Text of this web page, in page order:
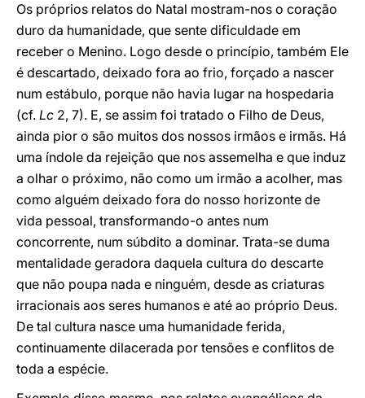
Os próprios relatos do Natal mostram-nos o coração
duro da humanidade, que sente dificuldade em
receber o Menino. Logo desde o princípio, também Ele
é descartado, deixado fora ao frio, forçado a nascer
num estábulo, porque não havia lugar na hospedaria
(cf. Lc 2, 7). E, se assim foi tratado o Filho de Deus,
ainda pior o são muitos dos nossos irmãos e irmãs. Há
uma índole da rejeição que nos assemelha e que induz
a olhar o próximo, não como um irmão a acolher, mas
como alguém deixado fora do nosso horizonte de
vida pessoal, transformando-o antes num
concorrente, num súbdito a dominar. Trata-se duma
mentalidade geradora daquela cultura do descarte
que não poupa nada e ninguém, desde as criaturas
irracionais aos seres humanos e até ao próprio Deus.
De tal cultura nasce uma humanidade ferida,
continuamente dilacerada por tensões e conflitos de
toda a espécie.